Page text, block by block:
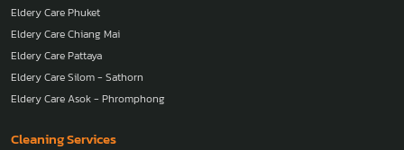
Eldery Care Phuket
Eldery Care Chiang Mai
Eldery Care Pattaya
Eldery Care Silom - Sathorn
Eldery Care Asok - Phromphong
Cleaning Services